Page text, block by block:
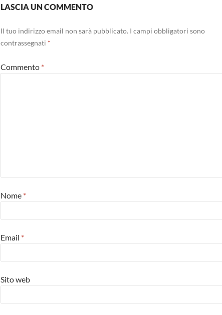
LASCIA UN COMMENTO
Il tuo indirizzo email non sarà pubblicato. I campi obbligatori sono
contrassegnati *
Commento *
Nome *
Email *
Sito web